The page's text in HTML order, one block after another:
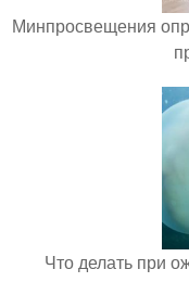
Минпросвещения
Что делать при